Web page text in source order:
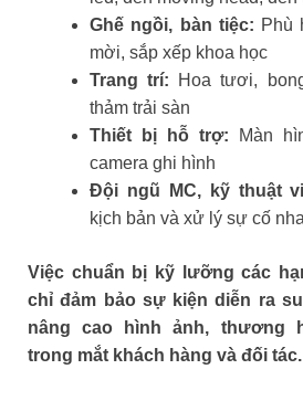
Ghế ngồi, bàn tiệc: Phù
mời, sắp xếp khoa học
Trang trí: Hoa tươi,
thảm trải sàn
Thiết bị hỗ trợ: Màn
camera ghi hình
Đội ngũ MC, kỹ thuật
kịch bản và xử lý sự cố
Việc chuẩn bị kỹ lưỡng các
chỉ đảm bảo sự kiện diễn ra
nâng cao hình ảnh, thương
trong mắt khách hàng và đối tác.